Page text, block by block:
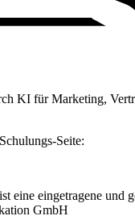
KI für Marketing,
Seite:
eingetragene und
GmbH